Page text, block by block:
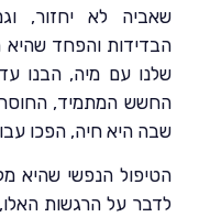
שאביה לא יחזור,
הבדידות והפחד
שלנו עם מיה, הבנו
החשש המתמיד, החוסר
שבה היא חיה, הפכו
הטיפול הנפשי שהיא
לדבר על הרגשות